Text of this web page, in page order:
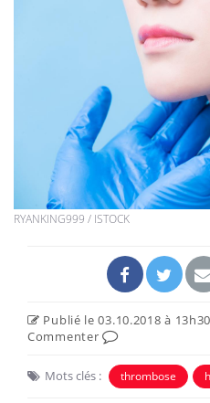
RYANKING999 / ISTOCK
Publié le 03.10.2018 à 13h30
Commenter
Mots clés : thrombose